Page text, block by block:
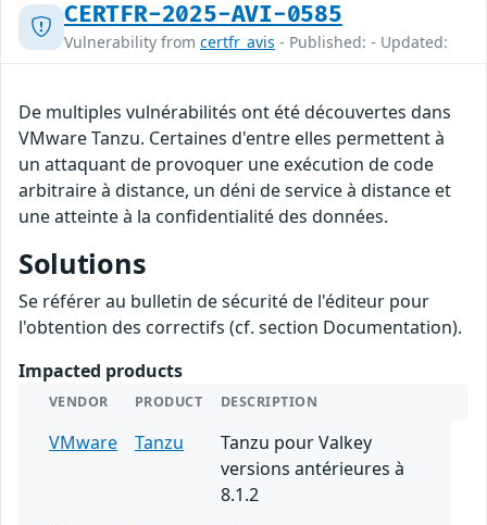
CERTFR-2025-AVI-0585
Vulnerability from certfr_avis - Published: - Updated:
De multiples vulnérabilités ont été découvertes dans
VMware Tanzu. Certaines d'entre elles permettent à
un attaquant de provoquer une exécution de code
arbitraire à distance, un déni de service à distance et
une atteinte à la confidentialité des données.
Solutions
Se référer au bulletin de sécurité de l'éditeur pour
l'obtention des correctifs (cf. section Documentation).
Impacted products
VENDOR PRODUCT DESCRIPTION
VMware Tanzu
Tanzu pour Valkey
versions antérieures à
8.1.2